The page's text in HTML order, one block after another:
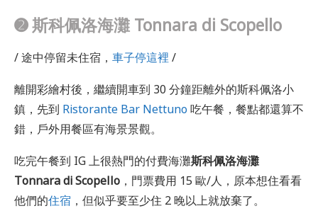
➋ 斯科佩洛海灘 Tonnara di Scopello
/ 途中停留未住宿， 車子停這裡 /
離開彩繪村後，繼續開車到 30 分鐘距離外的斯科佩洛小
鎮，先到 Ristorante Bar Nettuno吃午餐，餐點都還算不
錯，戶外用餐區有海景景觀。
吃完午餐到 IG 上很熱門的付費海灘斯科佩洛海灘
Tonnara di Scopello ，門票費用 15 歐/人，原本想住看看
他們的住宿 ，但似乎要至少住 2 晚以上就放棄了。